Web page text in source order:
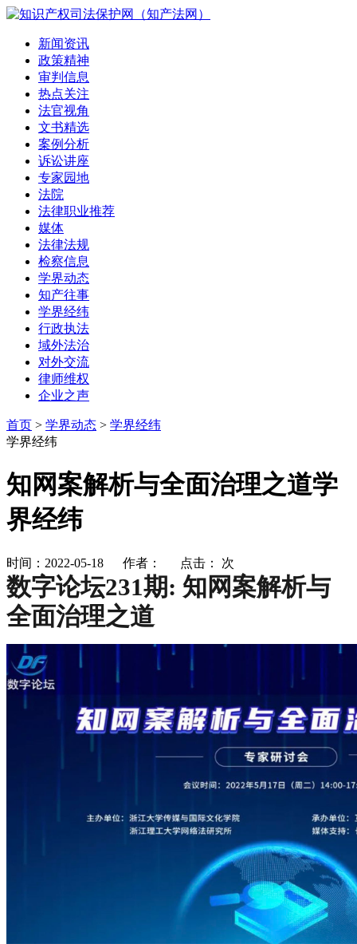
新闻资讯
政策精神
审判信息
热点关注
法官视角
文书精选
案例分析
诉讼讲座
专家园地
法院
法律职业推荐
媒体
法律法规
检察信息
学界动态
知产往事
学界经纬
行政执法
域外法治
对外交流
律师维权
企业之声
首页 > 学界动态 > 学界经纬
学界经纬
知网案解析与全面治理之道学
界经纬
时间：2022-05-18 作者： 点击： 次
数字论坛231期: 知网案解析与
全面治理之道